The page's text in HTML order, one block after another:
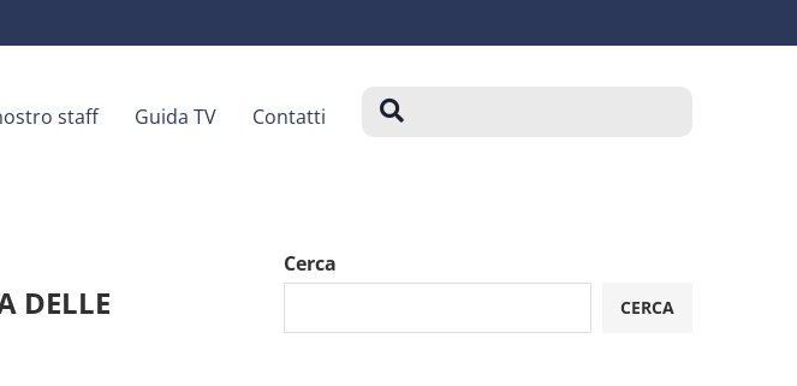
staff Guida TV Contatti
DELLE
Cerca
CERCA